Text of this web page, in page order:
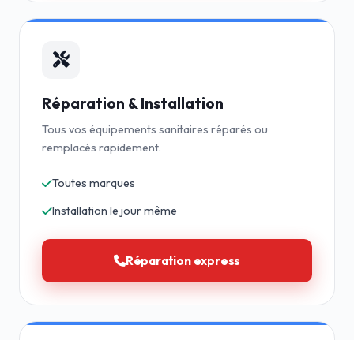
Réparation & Installation
Tous vos équipements sanitaires réparés ou
remplacés rapidement.
Toutes marques
Installation le jour même
Réparation express